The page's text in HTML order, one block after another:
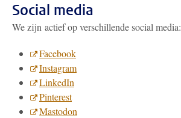
Social media
We zijn actief op verschillende social media:
Facebook
Instagram
LinkedIn
Pinterest
Mastodon